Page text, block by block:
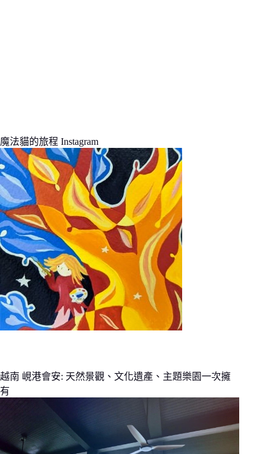
魔法貓的旅程 Instagram
越南 峴港會安: 天然景觀、文化遺產、主題樂園一次擁
有